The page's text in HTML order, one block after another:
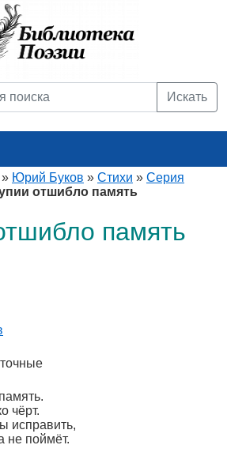
Искать
» Юрий Буков » Стихи » Серия
отшибло память
память
чёрт.
исправить,
не поймёт.